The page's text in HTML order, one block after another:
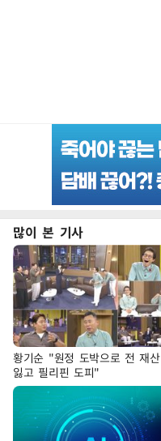
많이 본 기사
황기순 "원정 도박으로 전 재산
잃고 필리핀 도피"